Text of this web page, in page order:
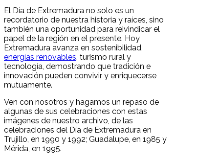
El Día de Extremadura no solo es un
recordatorio de nuestra historia y raíces, sino
también una oportunidad para reivindicar el
papel de la región en el presente. Hoy
Extremadura avanza en sostenibilidad,
energías renovables , turismo rural y
tecnología, demostrando que tradición e
innovación pueden convivir y enriquecerse
mutuamente.
Ven con nosotros y hagamos un repaso de
algunas de sus celebraciones con estas
imágenes de nuestro archivo, de las
celebraciones del Día de Extremadura en
Trujillo, en 1990 y 1992; Guadalupe, en 1985 y
Mérida, en 1995.